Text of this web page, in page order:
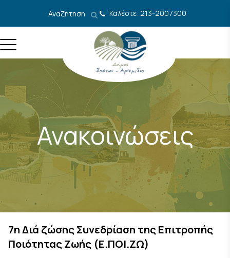
Αναζήτηση Καλέστε: 213-2007300
Ανακοινώσεις
7η Διά ζώσης Συνεδρίαση της Επιτροπής
Ποιότητας Ζωής (Ε.ΠΟΙ.ΖΩ)